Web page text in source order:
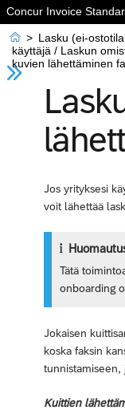
Concur Invoice
 > Lasku (ei-
käyttäjä / Laskun
kuvien lähettäminen
Jos yrityksesi
voit lähettää
Tätä
onboarding
Jokaisen
koska faksin
Kuittien